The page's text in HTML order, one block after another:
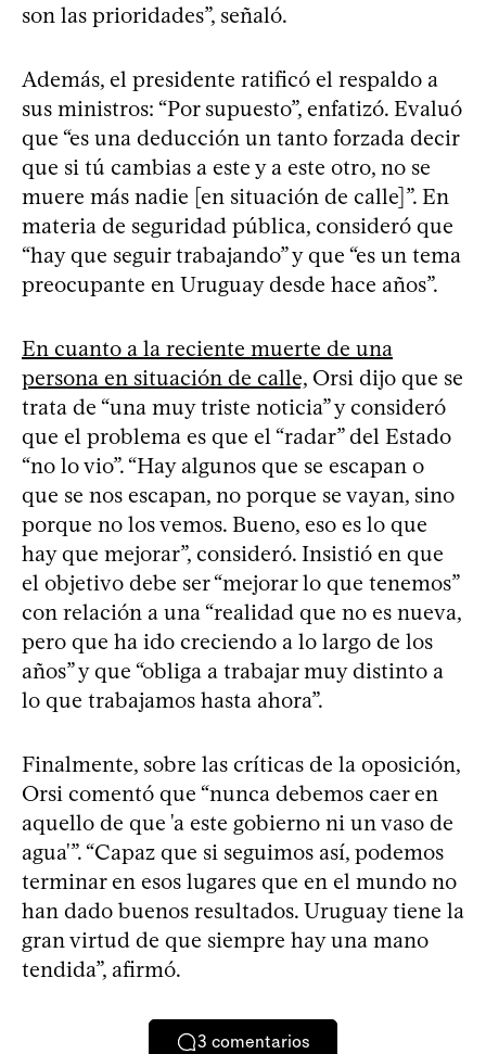
son las prioridades”, señaló.
Además, el presidente ratificó el respaldo a
sus ministros: “Por supuesto”, enfatizó. Evaluó
que “es una deducción un tanto forzada decir
que si tú cambias a este y a este otro, no se
muere más nadie [en situación de calle]”. En
materia de seguridad pública, consideró que
“hay que seguir trabajando” y que “es un tema
preocupante en Uruguay desde hace años”.
En cuanto a la reciente muerte de una
persona en situación de calle, Orsi dijo que se
trata de “una muy triste noticia” y consideró
que el problema es que el “radar” del Estado
“no lo vio”. “Hay algunos que se escapan o
que se nos escapan, no porque se vayan, sino
porque no los vemos. Bueno, eso es lo que
hay que mejorar”, consideró. Insistió en que
el objetivo debe ser “mejorar lo que tenemos”
con relación a una “realidad que no es nueva,
pero que ha ido creciendo a lo largo de los
años” y que “obliga a trabajar muy distinto a
lo que trabajamos hasta ahora”.
Finalmente, sobre las críticas de la oposición,
Orsi comentó que “nunca debemos caer en
aquello de que 'a este gobierno ni un vaso de
agua'”. “Capaz que si seguimos así, podemos
terminar en esos lugares que en el mundo no
han dado buenos resultados. Uruguay tiene la
gran virtud de que siempre hay una mano
tendida”, afirmó.
3 comentarios